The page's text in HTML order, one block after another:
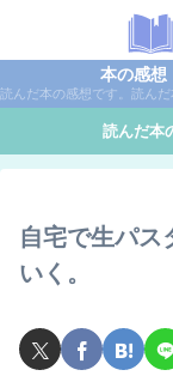
本の感想
読んだ本
自宅で生パス
いく。